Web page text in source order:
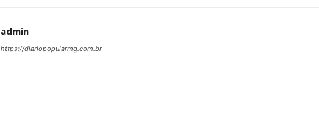
admin
https://diariopopularmg.com.br